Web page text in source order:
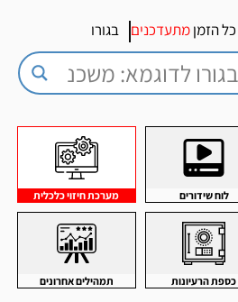
כל הזמןמתעדכנים בגורו
לוח שידורים מערכת חיזוי כלכלית
כספת הרעיונות תמהילים אחרונים